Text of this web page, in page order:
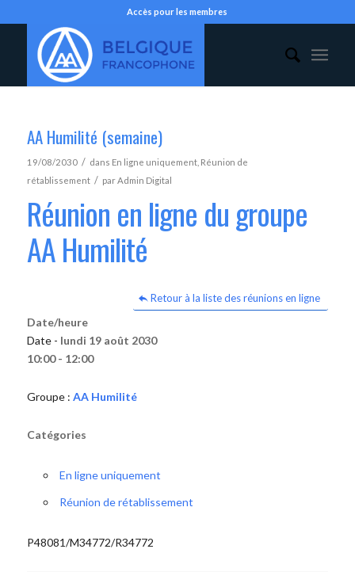
Accès pour les membres
AA Humilité (semaine)
19/08/2030 / dans En ligne uniquement, Réunion de
rétablissement / parAdmin Digital
Réunion en ligne du groupe
AA Humilité
Retour à la liste des réunions en ligne
Date/heure
Date - lundi 19 août 2030
10:00 - 12:00
Groupe : AA Humilité
Catégories
En ligne uniquement
Réunion de rétablissement
P48081/M34772/R34772